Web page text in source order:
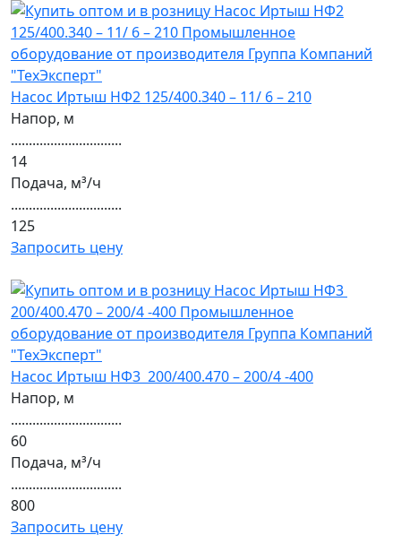
Насос Иртыш НФ2 125/400.340 – 11/ 6 – 210
Напор, м
...............................
14
Подача, м³/ч
...............................
125
Запросить цену
Насос Иртыш НФ3 200/400.470 – 200/4 -400
Напор, м
...............................
60
Подача, м³/ч
...............................
800
Запросить цену